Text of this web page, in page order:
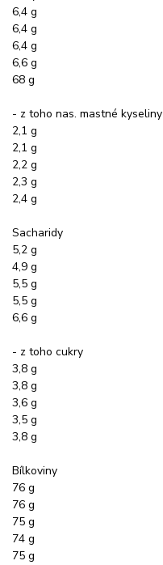
6,4 g
6,4 g
6,4 g
6,6 g
68 g
- z toho nas. mastné kyseliny
2,1 g
2,1 g
2,2 g
2,3 g
2,4 g
Sacharidy
5,2 g
4,9 g
5,5 g
5,5 g
6,6 g
- z toho cukry
3,8 g
3,8 g
3,6 g
3,5 g
3,8 g
Bílkoviny
76 g
76 g
75 g
74 g
75 g